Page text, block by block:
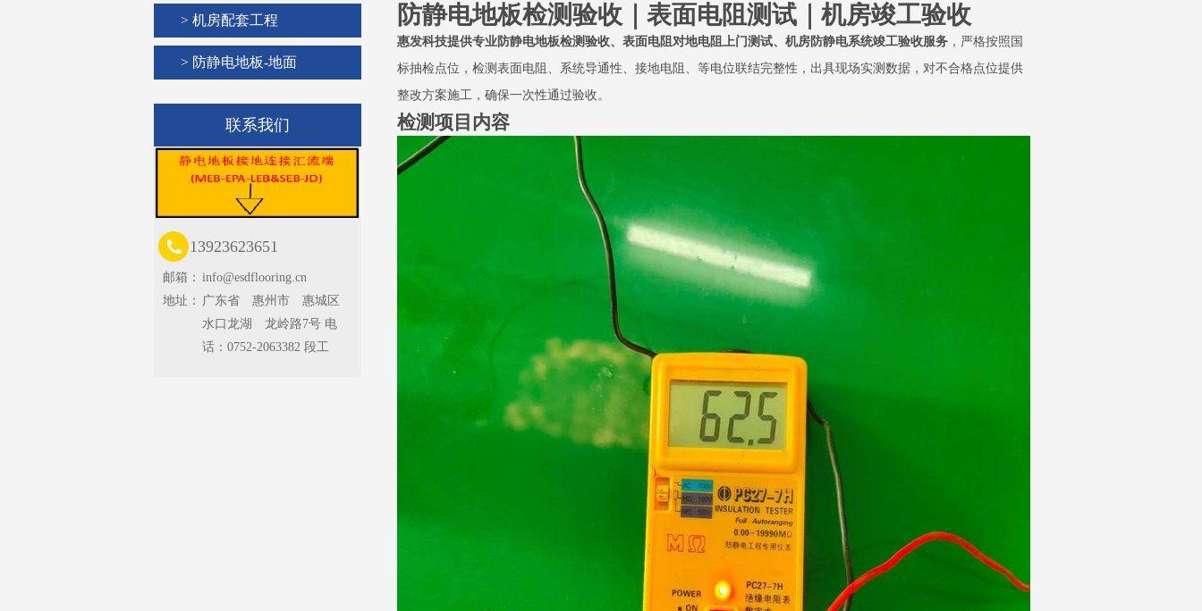
> 机房配套工程
> 防静电地板-地面
联系我们
13923623651
邮箱： info@esdflooring.cn
地址： 广东省 惠州市 惠城区
水口龙湖 龙岭路7号 电
话：0752-2063382 段工
防静电地板检测验收｜表面电阻测试｜机房竣工验收
惠发科技提供专业防静电地板检测验收、表面电阻对地电阻上门测试、机房防静电系统竣工验收服务 ，严格按照国
标抽检点位，检测表面电阻、系统导通性、接地电阻、等电位联结完整性，出具现场实测数据，对不合格点位提供
整改方案施工，确保一次性通过验收。
检测项目内容